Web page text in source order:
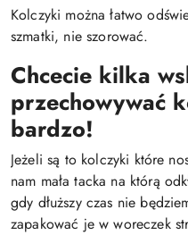
Kolczyki można łatwo
szmatki, nie szorować.
Chcecie kilka
przechowywać
bardzo!
Jeżeli są to kolczyki które
nam mała tacka na którą
gdy dłuższy czas nie
zapakować je w woreczek